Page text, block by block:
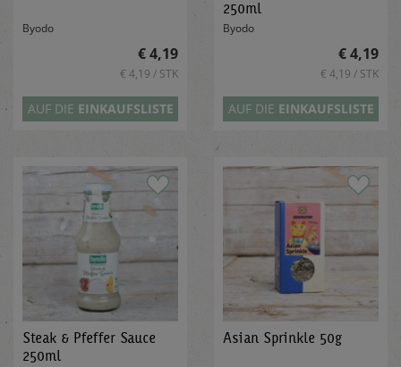
Byodo
€ 4,19
€ 4,19 / STK
AUF DIE EINKAUFSLISTE
250ml
Byodo
€ 4,19
€ 4,19 / STK
AUF DIE EINKAUFSLISTE
Steak & Pfeffer Sauce
250ml
Asian Sprinkle 50g